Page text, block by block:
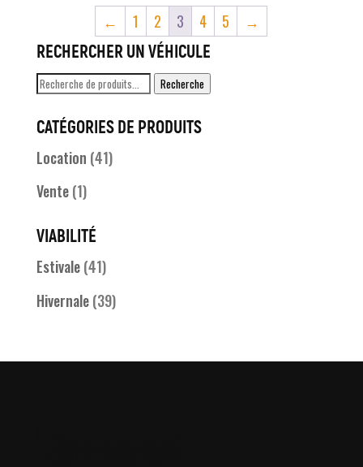
← 1 2 3 4 5 →
RECHERCHER UN VÉHICULE
Recherche
Recherche
CATÉGORIES DE PRODUITS
Location (41)
Vente (1)
VIABILITÉ
Estivale (41)
Hivernale (39)